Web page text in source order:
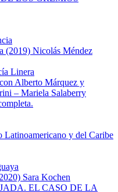
(2019) Nicolás Méndez
Linera
Alberto Márquez y
– Mariela Salaberry
Latinoamericano y del Caribe
Sara Kochen
EL CASO DE LA